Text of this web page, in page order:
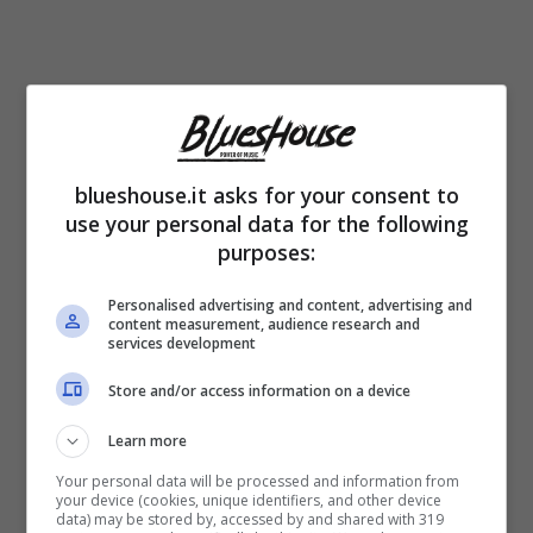
La vera identità del nuovo amore di
Carlotta Mantovan: come è andata per
davvero
Oltre alla conferma della sua relazione, sono
blueshouse.it asks for your consent to
use your personal data for the following
purposes:
Personalised advertising and content, advertising and
content measurement, audience research and
services development
Store and/or access information on a device
Learn more
Your personal data will be processed and information from
your device (cookies, unique identifiers, and other device
data) may be stored by, accessed by and shared with 319